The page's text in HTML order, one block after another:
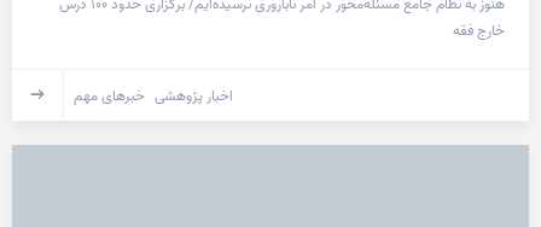
خارج فقه
اخبار پژوهشی خبرهای مهم